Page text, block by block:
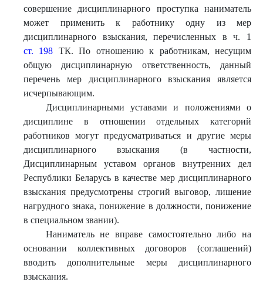
совершение дисциплинарного проступка наниматель
может применить к работнику одну из мер
дисциплинарного взыскания, перечисленных в ч. 1
ст. 198 ТК. По отношению к работникам, несущим
общую дисциплинарную ответственность, данный
перечень мер дисциплинарного взыскания является
исчерпывающим.
Дисциплинарными уставами и положениями о
дисциплине в отношении отдельных категорий
работников могут предусматриваться и другие меры
дисциплинарного взыскания (в частности,
Дисциплинарным уставом органов внутренних дел
Республики Беларусь в качестве мер дисциплинарного
взыскания предусмотрены строгий выговор, лишение
нагрудного знака, понижение в должности, понижение
в специальном звании).
Наниматель не вправе самостоятельно либо на
основании коллективных договоров (соглашений)
вводить дополнительные меры дисциплинарного
взыскания.